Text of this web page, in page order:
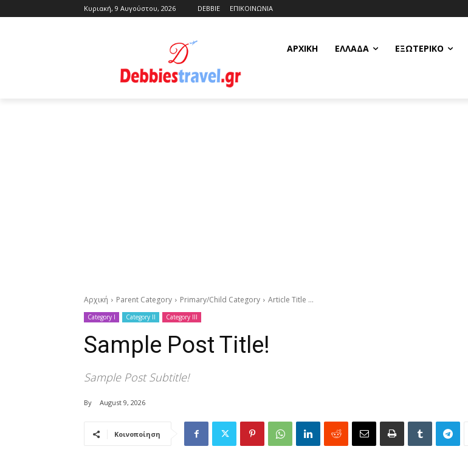
Κυριακή, 9 Αυγούστου, 2026 DEBBIE ΕΠΙΚΟΙΝΩΝΙΑ
ΑΡΧΙΚΗ ΕΛΛΆΔΑ ΕΞΩΤΕΡΙΚΌ
Αρχική Parent Category Primary/Child Category Article Title ...
Category I Category II Category III
Sample Post Title!
Sample Post Subtitle!
By August 9, 2026
Κοινοποίηση